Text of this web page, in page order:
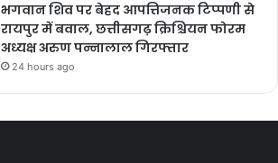
भगवान शिव पर बेहद आपत्तिजनक टिप्पणी से
रायपुर में बवाल, छत्तीसगढ़ क्रिश्चियन फोरम
अध्यक्ष अरुण पन्नालाल गिरफ्तार
24 hours ago